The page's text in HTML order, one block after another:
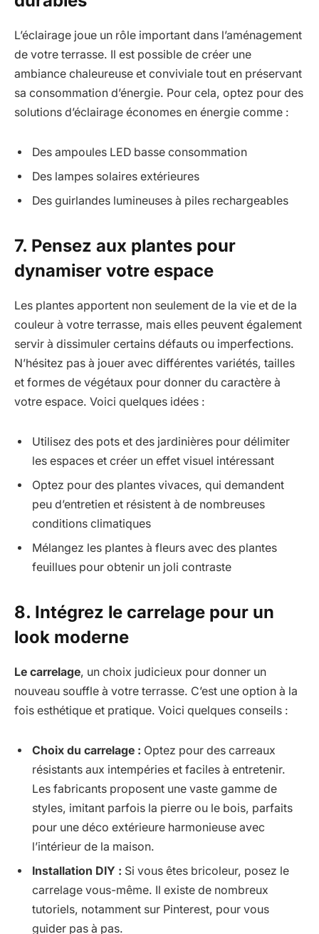
L’éclairage joue un rôle important dans l’aménagement
de votre terrasse. Il est possible de créer une
ambiance chaleureuse et conviviale tout en préservant
sa consommation d’énergie. Pour cela, optez pour des
solutions d’éclairage économes en énergie comme :
Des ampoules LED basse consommation
Des lampes solaires extérieures
Des guirlandes lumineuses à piles rechargeables
7. Pensez aux plantes pour
dynamiser votre espace
Les plantes apportent non seulement de la vie et de la
couleur à votre terrasse, mais elles peuvent également
servir à dissimuler certains défauts ou imperfections.
N’hésitez pas à jouer avec différentes variétés, tailles
et formes de végétaux pour donner du caractère à
votre espace. Voici quelques idées :
Utilisez des pots et des jardinières pour délimiter
les espaces et créer un effet visuel intéressant
Optez pour des plantes vivaces, qui demandent
peu d’entretien et résistent à de nombreuses
conditions climatiques
Mélangez les plantes à fleurs avec des plantes
feuillues pour obtenir un joli contraste
8. Intégrez le carrelage pour un
look moderne
Le carrelage, un choix judicieux pour donner un
nouveau souffle à votre terrasse. C’est une option à la
fois esthétique et pratique. Voici quelques conseils :
Choix du carrelage : Optez pour des carreaux
résistants aux intempéries et faciles à entretenir.
Les fabricants proposent une vaste gamme de
styles, imitant parfois la pierre ou le bois, parfaits
pour une déco extérieure harmonieuse avec
l’intérieur de la maison.
Installation DIY : Si vous êtes bricoleur, posez le
carrelage vous-même. Il existe de nombreux
tutoriels, notamment sur Pinterest, pour vous
guider pas à pas.